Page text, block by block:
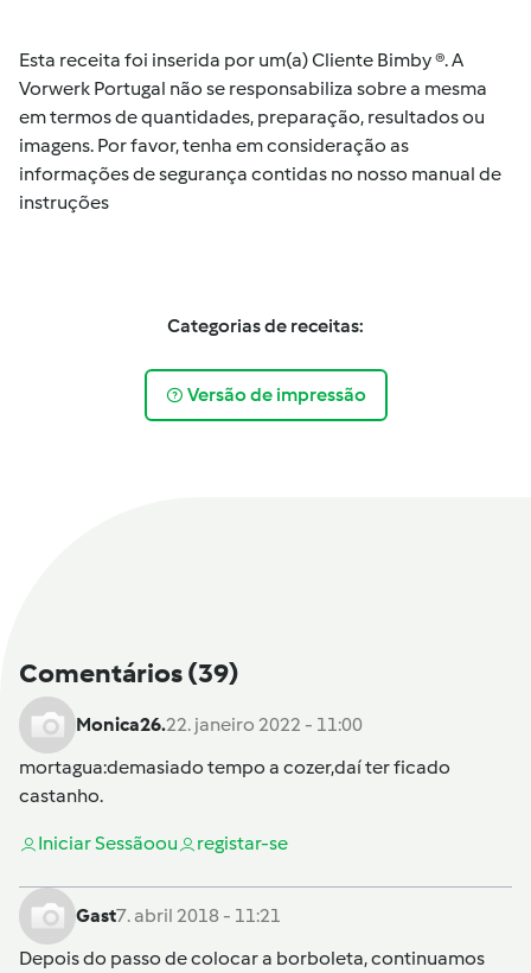
Esta receita foi inserida por um(a) Cliente Bimby ®. A
Vorwerk Portugal não se responsabiliza sobre a mesma
em termos de quantidades, preparação, resultados ou
imagens. Por favor, tenha em consideração as
informações de segurança contidas no nosso manual de
instruções
Categorias de receitas:
Versão de impressão
Comentários(39)
Monica26.22. janeiro 2022 - 11:00
mortagua:demasiado tempo a cozer,daí ter ficado
castanho.
Iniciar Sessãoou registar-se
Gast7. abril 2018 - 11:21
Depois do passo de colocar a borboleta, continuamos